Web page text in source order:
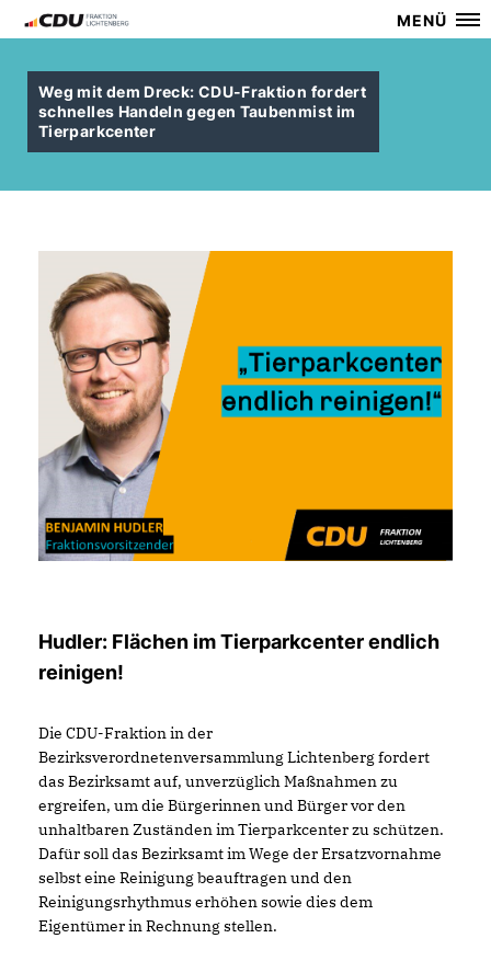
MENÜ
Weg mit dem Dreck: CDU-Fraktion fordert
schnelles Handeln gegen Taubenmist im
Tierparkcenter
Hudler: Flächen im Tierparkcenter endlich
reinigen!
Die CDU-Fraktion in der
Bezirksverordnetenversammlung Lichtenberg fordert
das Bezirksamt auf, unverzüglich Maßnahmen zu
ergreifen, um die Bürgerinnen und Bürger vor den
unhaltbaren Zuständen im Tierparkcenter zu schützen.
Dafür soll das Bezirksamt im Wege der Ersatzvornahme
selbst eine Reinigung beauftragen und den
Reinigungsrhythmus erhöhen sowie dies dem
Eigentümer in Rechnung stellen.